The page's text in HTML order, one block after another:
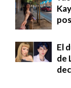
El
de